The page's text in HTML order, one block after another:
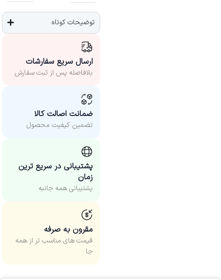
توضیحات کوتاه
ارسال سریع سفارشات
بلافاصله پس از ثبت سفارش
ضمانت اصالت کالا
تضمین کیفیت محصول
پشتیبانی در سریع ترین
زمان
پشتیبانی همه جانبه
مقرون به صرفه
قیمت های مناسب‌ تر از همه
جا